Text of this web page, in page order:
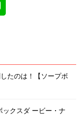
たのは！【ソープボ
クスダ ービー・ナ